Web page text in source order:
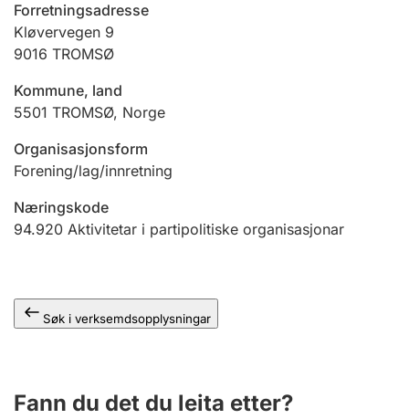
Jeger
Ektepaktrettleiaren
Andre tema
Forretningsadresse
Kløvervegen 9
9016 TROMSØ
Kommune, land
5501 TROMSØ, Norge
Organisasjonsform
Forening/lag/innretning
Næringskode
94.920 Aktivitetar i partipolitiske organisasjonar
Søk i verksemdsopplysningar
Fann du det du leita etter?